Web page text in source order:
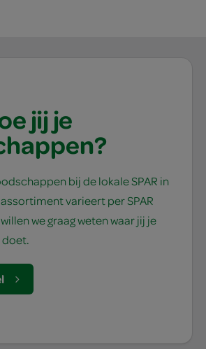
jij je
bij de lokale SPAR in
varieert per SPAR
we graag weten waar jij je